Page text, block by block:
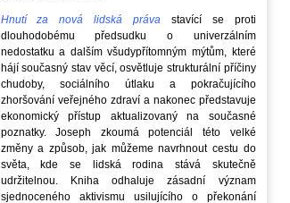
Hnutí za nová lidská práva stavící se proti
dlouhodobému předsudku o univerzálním
nedostatku a dalším všudypřítomným mýtům, které
hájí současný stav věcí, osvětluje strukturální příčiny
chudoby, sociálního útlaku a pokračujícího
zhoršování veřejného zdraví a nakonec představuje
ekonomický přístup aktualizovaný na současné
poznatky. Joseph zkoumá potenciál této velké
změny a způsob, jak můžeme navrhnout cestu do
světa, kde se lidská rodina stává skutečně
udržitelnou. Kniha odhaluje zásadní význam
sjednoceného aktivismu usilujícího o překonání